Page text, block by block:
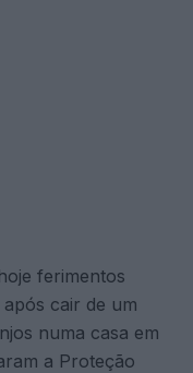
ferimentos
cair de um
numa casa em
a Proteção